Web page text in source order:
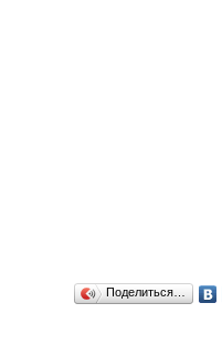
Поделиться…